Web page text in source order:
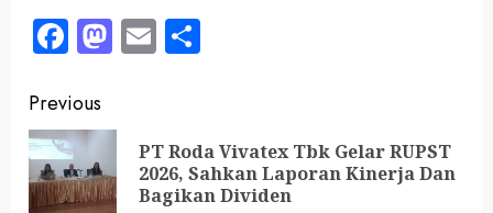
Facebook
Mastodon
Email
Previous
PT Roda Vivatex Tbk Gelar RUPST
2026, Sahkan Laporan Kinerja Dan
Bagikan Dividen